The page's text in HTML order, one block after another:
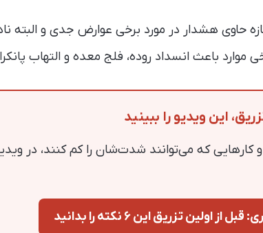
حاوی هشدار در مورد برخی عوارض جدی و البته
موارد باعث انسداد روده، فلج معده و التهاب
این ویدیو را ببینید
کارهایی که می‌توانند شدت‌شان را کم کنند، در
از اولین تزریق این ۶ نکته را بدانید